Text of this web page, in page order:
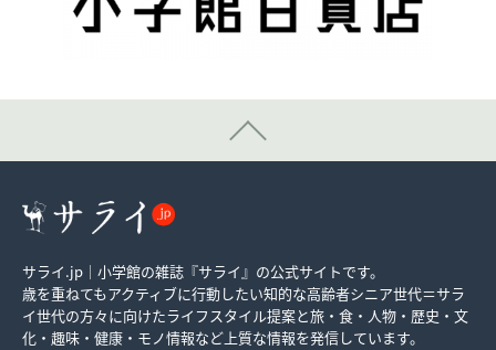
サライ.jp｜小学館の雑誌『サライ』の公式サイトです。
歳を重ねてもアクティブに行動したい知的な高齢者シニア世代＝サラ
イ世代の方々に向けたライフスタイル提案と旅・食・人物・歴史・文
化・趣味・健康・モノ情報など上質な情報を発信しています。